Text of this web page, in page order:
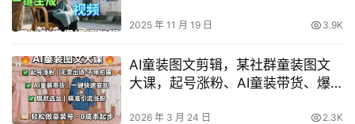
2025 年 11 月 19 日 3.9K
AI童装图文剪辑，某社群童装图文
大课，起号涨粉、AI童装带货、爆
2026 年 3 月 24 日 2.3K